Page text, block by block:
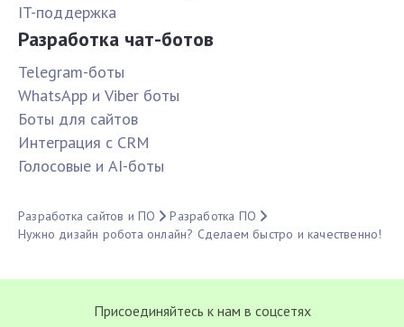
IT-поддержка
Разработка чат-ботов
Telegram-боты
WhatsApp и Viber боты
Боты для сайтов
Интеграция с CRM
Голосовые и AI-боты
Разработка сайтов и ПО
Разработка ПО
Нужно дизайн робота онлайн? Сделаем быстро и качественно!
Присоединяйтесь к нам в соцсетях